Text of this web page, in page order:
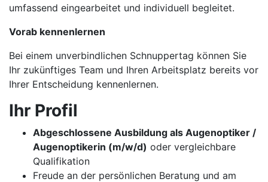
umfassend eingearbeitet und individuell begleitet.
Vorab kennenlernen
Bei einem unverbindlichen Schnuppertag können Sie
Ihr zukünftiges Team und Ihren Arbeitsplatz bereits vor
Ihrer Entscheidung kennenlernen.
Ihr Profil
Abgeschlossene Ausbildung als Augenoptiker /
Augenoptikerin (m/w/d) oder vergleichbare
Qualifikation
Freude an der persönlichen Beratung und am